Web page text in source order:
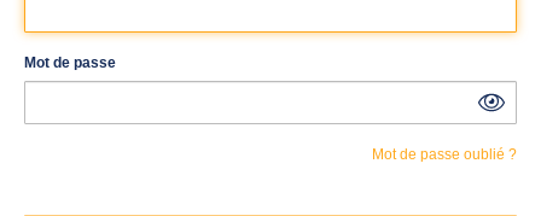
Mot de passe
Mot de passe oublié ?